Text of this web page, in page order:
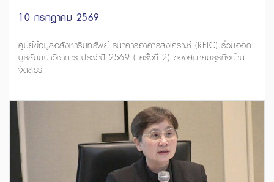
10 กรกฎาคม 2569
ศูนย์ข้อมูลอสังหาริมทรัพย์ ธนาคารอาคารสงเคราะห์ (REIC) ร่วมออก
บูธสัมมนาวิชาการ ประจำปี 2569 ( ครั้งที่ 2) ของสมาคมธุรกิจบ้าน
จัดสรร